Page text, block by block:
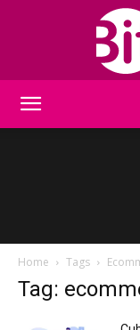
Home Tags
Tag: